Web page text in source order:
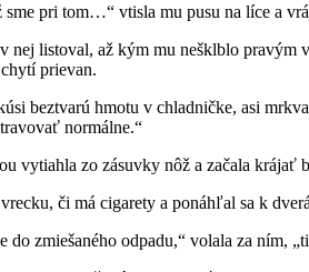
sme pri tom…“ vtisla mu pusu na líce a
listoval, až kým mu nešklblo pravým
prievan.
beztvarú hmotu v chladničke, asi
normálne.“
vytiahla zo zásuvky nôž a začala krájať
či má cigarety a ponáhľal sa k
do zmiešaného odpadu,“ volala za